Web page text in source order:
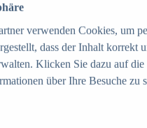
Report
des Umsatzes in
und weltweit
verwenden Cookies, um
dass der Inhalt korrekt
Klicken Sie dazu auf
über Ihre Besuche